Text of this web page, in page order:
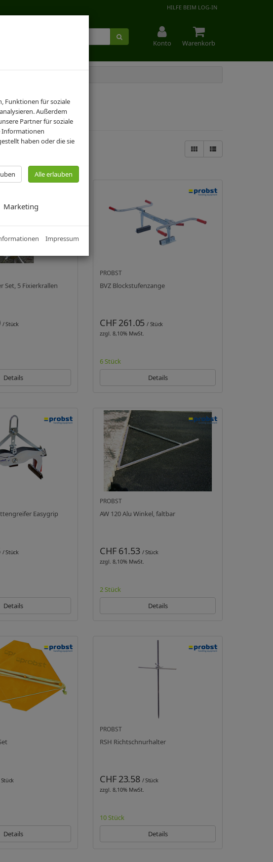
HILFE BEIM LOG-IN
Konto Warenkorb
Set, 5 Fixierkrallen
/ Stück
Details
PROBST
BVZ Blockstufenzange
CHF 261.05/ Stück
zzgl. 8,10% MwSt.
6 Stück
Details
Easygrip
/ Stück
Details
PROBST
AW 120 Alu Winkel, faltbar
CHF 61.53 / Stück
zzgl. 8,10% MwSt.
2 Stück
Details
Details
PROBST
RSH Richtschnurhalter
CHF 23.58 / Stück
zzgl. 8,10% MwSt.
10 Stück
Details
Funktionen für soziale
Außerdem
Partner für soziale
Informationen
haben oder die sie
Alle erlauben
Marketing
Impressum